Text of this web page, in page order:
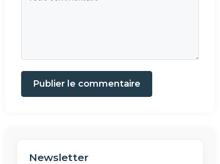
Publier le commentaire
Newsletter